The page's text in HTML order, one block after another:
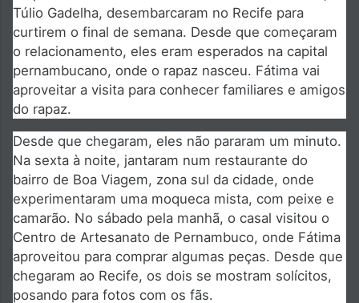
Túlio Gadelha, desembarcaram no Recife para
curtirem o final de semana. Desde que começaram
o relacionamento, eles eram esperados na capital
pernambucano, onde o rapaz nasceu. Fátima vai
aproveitar a visita para conhecer familiares e amigos
do rapaz.
Desde que chegaram, eles não pararam um minuto.
Na sexta à noite, jantaram num restaurante do
bairro de Boa Viagem, zona sul da cidade, onde
experimentaram uma moqueca mista, com peixe e
camarão. No sábado pela manhã, o casal visitou o
Centro de Artesanato de Pernambuco, onde Fátima
aproveitou para comprar algumas peças. Desde que
chegaram ao Recife, os dois se mostram solícitos,
posando para fotos com os fãs.